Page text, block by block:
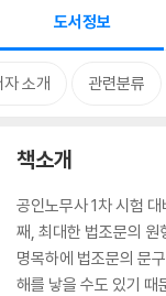
도서정보
자 소개 관련분류
책소개
공인노무사 1차 시험
째, 최대한 법조문의 원
명목하에 법조문의 문
해를 낳을 수도 있기 때